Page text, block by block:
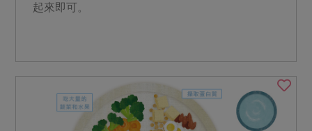
起來即可。